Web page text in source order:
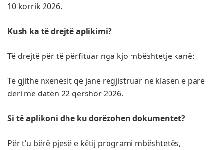
10 korrik 2026.
Kush ka të drejtë aplikimi?
Të drejtë për të përfituar nga kjo mbështetje kanë:
Të gjithë nxënësit që janë regjistruar në klasën e parë
deri më datën 22 qershor 2026.
Si të aplikoni dhe ku dorëzohen dokumentet?
Për t’u bërë pjesë e këtij programi mbështetës,